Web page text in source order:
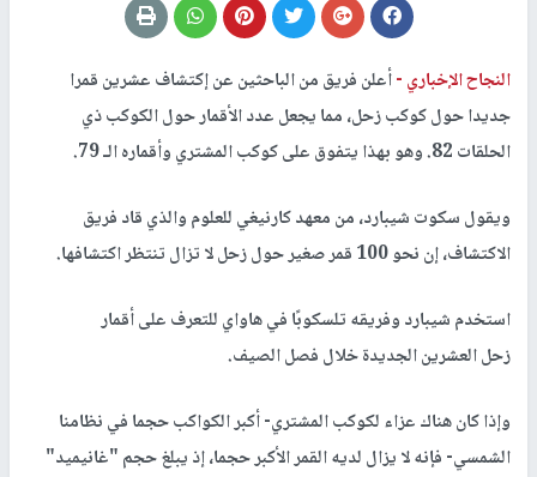
النجاح الإخباري -أعلن فريق من الباحثين عن إكتشاف عشرين قمرا
جديدا حول كوكب زحل، مما يجعل عدد الأقمار حول الكوكب ذي
الحلقات 82. وهو بهذا يتفوق على كوكب المشتري وأقماره الـ 79.
ويقول سكوت شيبارد، من معهد كارنيغي للعلوم والذي قاد فريق
الاكتشاف، إن نحو 100 قمر صغير حول زحل لا تزال تنتظر اكتشافها.
استخدم شيبارد وفريقه تلسكوبًا في هاواي للتعرف على أقمار
زحل العشرين الجديدة خلال فصل الصيف.
وإذا كان هناك عزاء لكوكب المشتري- أكبر الكواكب حجما في نظامنا
الشمسي- فإنه لا يزال لديه القمر الأكبر حجما، إذ يبلغ حجم "غانيميد"